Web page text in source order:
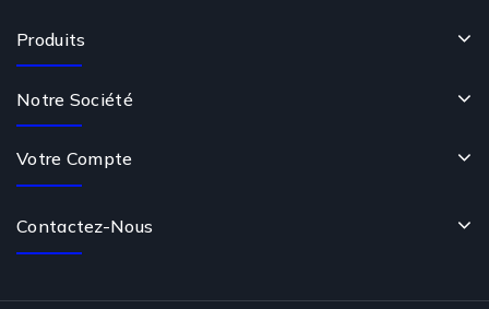
Produits
Notre Société
Votre Compte
Contactez-Nous